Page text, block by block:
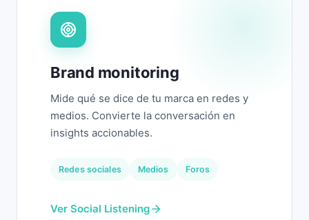
Brand monitoring
Mide qué se dice de tu marca en redes y
medios. Convierte la conversación en
insights accionables.
Redes sociales Medios Foros
Ver Social Listening